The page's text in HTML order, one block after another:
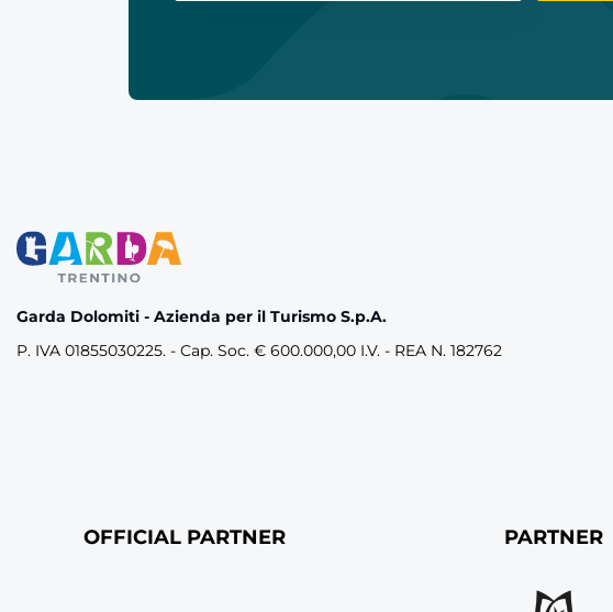
Garda Dolomiti - Azienda per il Turismo S.p.A.
P. IVA 01855030225. - Cap. Soc. € 600.000,00 I.V. - REA N. 182762
OFFICIAL PARTNER PARTNER